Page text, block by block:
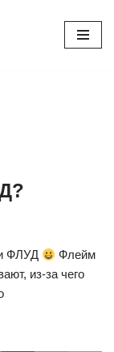
ФЛУД
Флейм
из-за чего